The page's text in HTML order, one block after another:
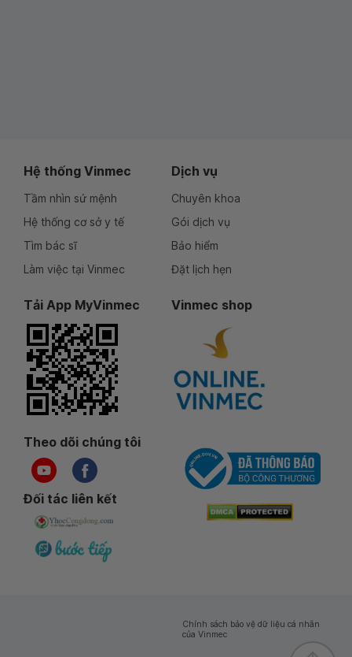
Hệ thống Vinmec
Tầm nhìn sứ mệnh
Hệ thống cơ sở y tế
Tìm bác sĩ
Làm việc tại Vinmec
Dịch vụ
Chuyên khoa
Gói dịch vụ
Bảo hiểm
Đặt lịch hẹn
Tải App MyVinmec Vinmec shop
Theo dõi chúng tôi
Đối tác liên kết
Chính sách bảo vệ dữ liệu cá nhân
của Vinmec